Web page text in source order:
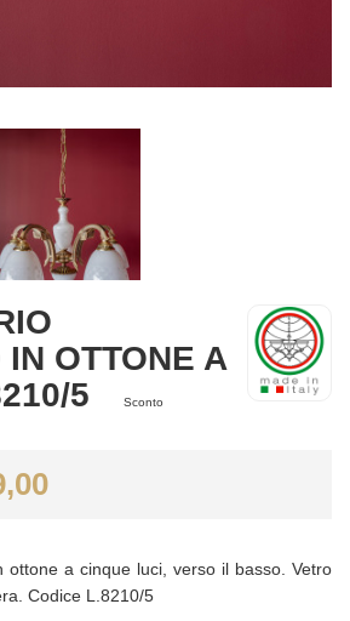
OTTONE A
5
Sconto
ottone a cinque luci, verso il basso. Vetro
Codice L.8210/5